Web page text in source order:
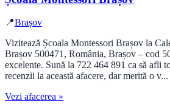
📍Brașov
Vizitează Școala Montessori Brașov la
Brașov 500471, România, Brașov – cod
excelente. Sună la 722 464 891 ca să afli
recenzii la această afacere, dar merită o v...
Vezi afacerea »